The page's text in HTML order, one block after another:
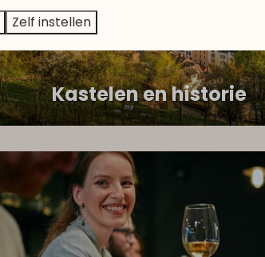
Kastelen en historie
Zelf instellen